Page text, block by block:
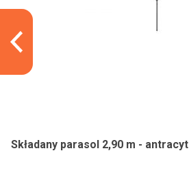
Składany parasol 2,90 m - antracyt